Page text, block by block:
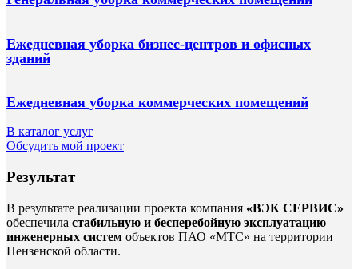
Ежедневная уборка бизнес-центров и офисных
зданий
Ежедневная уборка коммерческих помещений
В каталог услуг
Обсудить мой проект
Результат
В результате реализации проекта компания «ВЭК СЕРВИС»
обеспечила стабильную и бесперебойную эксплуатацию
инженерных систем объектов ПАО «МТС» на территории
Пензенской области.